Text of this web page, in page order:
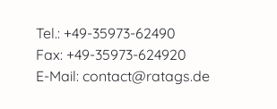
Tel.: +49-35973-62490
Fax: +49-35973-624920
E-Mail: contact@ratags.de